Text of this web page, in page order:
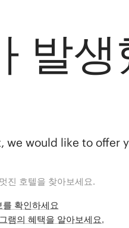
발생
we would like to offer
진 호텔을 찾아보세요.
확인하세요
램의 혜택을 알아보세요.